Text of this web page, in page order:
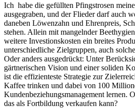
Ich habe die gefüllten Pfingstrosen
ausgegraben, und der Flieder darf auch
daneben Löwenzahn und Ehrenpreis,
stehen. Allein mit mangelnder
weitere Investionskosten ein breites
unterschiedliche Zielgruppen, auch
Oder anders ausgedrückt: Unter
gärtnerischen Vision und einer soliden
ist die effizienteste Strategie zur
Kaffee trinken und dabei von 100
Kundenbeziehungsmanagement lernen.
das als Fortbildung verkaufen kann?